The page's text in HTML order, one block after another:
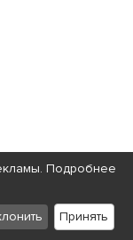
Подробнее
Принять